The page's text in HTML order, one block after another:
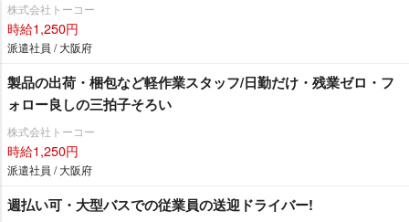
株式会社トーコー
時給1,250円
派遣社員 / 大阪府
製品の出荷・梱包など軽作業スタッフ/日勤だけ・残業ゼロ・フ
ォロー良しの三拍子そろい
株式会社トーコー
時給1,250円
派遣社員 / 大阪府
週払い可・大型バスでの従業員の送迎ドライバー!